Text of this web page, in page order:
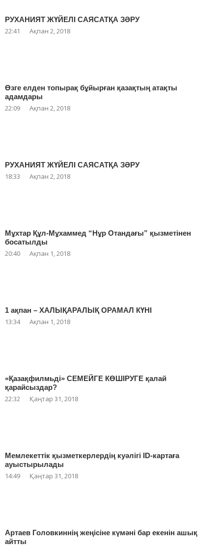
РУХАНИЯТ ЖҮЙЕЛІ САЯСАТҚА ЗӘРУ
22:41 Ақпан 2, 2018
Өзге елден топырақ бұйырған қазақтың атақты
адамдары
22:09 Ақпан 2, 2018
РУХАНИЯТ ЖҮЙЕЛІ САЯСАТҚА ЗӘРУ
18:33 Ақпан 2, 2018
Мұхтар Құл-Мұхаммед “Нұр Отандағы” қызметінен
босатылды
20:40 Ақпан 1, 2018
1 ақпан – ХАЛЫҚАРАЛЫҚ ОРАМАЛ КҮНІ
13:34 Ақпан 1, 2018
«Қазақфилмьді» СЕМЕЙГЕ КӨШІРУГЕ қалай
қарайсыздар?
22:32 Қаңтар 31, 2018
Мемлекеттік қызметкерлердің куәлігі ID-картаға
ауыстырылады
14:49 Қаңтар 31, 2018
Артаев Головкиннің жеңісіне күмәні бар екенін ашық
айтты